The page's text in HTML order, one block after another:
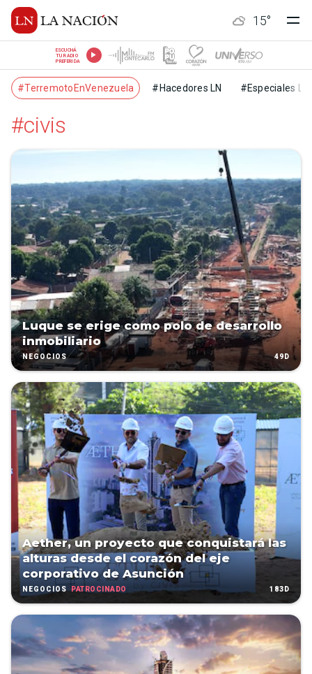
15°
ESCUCHÁ
TU RADIO
PREFERIDA
#TerremotoEnVenezuela #Hacedores LN #Especiales LN
#civis
Luque se erige como polo de desarrollo
inmobiliario
NEGOCIOS 49D
Aether, un proyecto que conquistará las
alturas desde el corazón del eje
corporativo de Asunción
NEGOCIOS PATROCINADO 183D